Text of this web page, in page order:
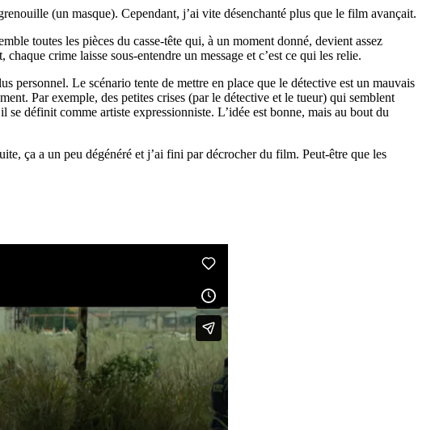
(un masque). Cependant, j’ai vite désenchanté plus que le film avançait.
toutes les pièces du casse-tête qui, à un moment donné, devient assez
crime laisse sous-entendre un message et c’est ce qui les relie.
personnel. Le scénario tente de mettre en place que le détective est un mauvais
Par exemple, des petites crises (par le détective et le tueur) qui semblent
définit comme artiste expressionniste. L’idée est bonne, mais au bout du
ça a un peu dégénéré et j’ai fini par décrocher du film. Peut-être que les